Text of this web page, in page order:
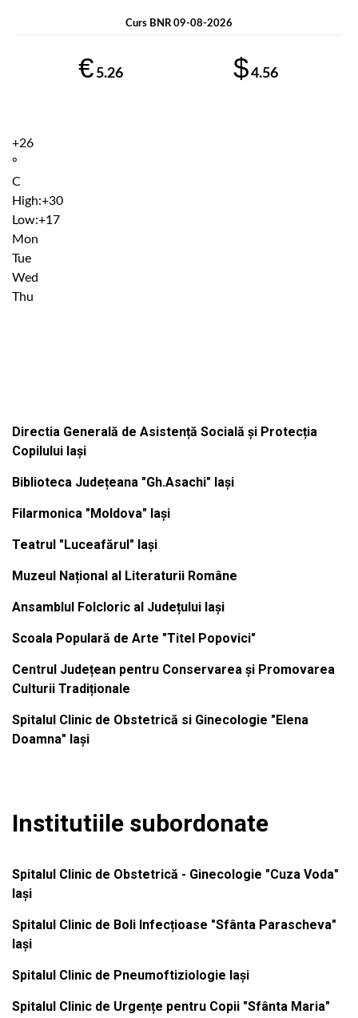
Curs BNR 09-08-2026
€ 5.26 $4.56
+26
°
C
High:+30
Low:+17
Mon
Tue
Wed
Thu
Directia Generală de Asistență Socială și Protecția
Copilului Iași
Biblioteca Județeana "Gh.Asachi" Iași
Filarmonica "Moldova" Iași
Teatrul "Luceafărul" Iași
Muzeul Național al Literaturii Române
Ansamblul Folcloric al Județului Iași
Scoala Populară de Arte "Titel Popovici"
Centrul Județean pentru Conservarea și Promovarea
Culturii Tradiționale
Spitalul Clinic de Obstetrică si Ginecologie "Elena
Doamna" Iași
Institutiile subordonate
Spitalul Clinic de Obstetrică - Ginecologie "Cuza Voda"
Iași
Spitalul Clinic de Boli Infecțioase "Sfânta Parascheva"
Iași
Spitalul Clinic de Pneumoftiziologie Iași
Spitalul Clinic de Urgențe pentru Copii "Sfânta Maria"